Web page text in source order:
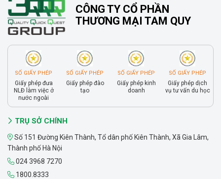
CÔNG TY CỔ PHẦN
THƯƠNG MẠI TAM QUY
SỐ GIẤY PHÉP
Giấy phép đưa
NLĐ làm việc ở
nước ngoài
SỐ GIẤY PHÉP
Giấy phép đào
tạo
SỐ GIẤY PHÉP
Giấy phép kinh
doanh
SỐ GIẤY PHÉP
Giấy phép dịch
vụ tư vấn du học
TRỤ SỞ CHÍNH
Số 151 Đường Kiên Thành, Tổ dân phố Kiên Thành, Xã Gia Lâm,
Thành phố Hà Nội
024 3968 7270
1800.8333